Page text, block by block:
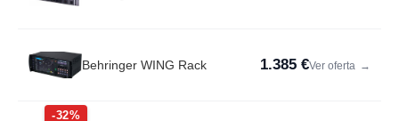
Behringer WING Rack 1.385 €Ver oferta →
-32%